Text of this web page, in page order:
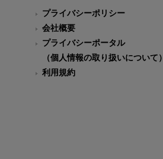
プライバシーポリシー
会社概要
プライバシーポータル
（個人情報の取り扱いについて）
利用規約